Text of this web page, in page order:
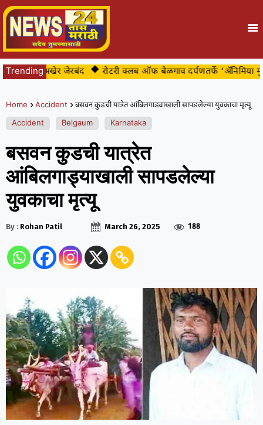
Trendingअखेर जेरबंद रोटरी क्लब ऑफ बेळगाव दर्पणतर्फे ‘ॲनिमिया मुक्त
Home Accident
बसवन कुडची यात्रेत आंबिलगाड्याखाली सापडलेल्या युवकाचा मृत्यू
Accident
Belgaum Karnataka
बसवन कुडची यात्रेत
आंबिलगाड्याखाली सापडलेल्या
युवकाचा मृत्यू
By : Rohan Patil March 26, 2025 188